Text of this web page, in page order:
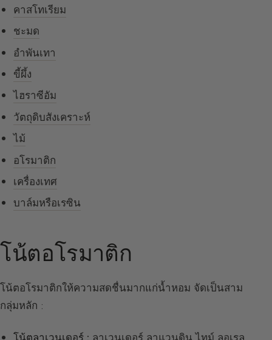
คาสโทเรียม
ชะมด
อำพันเทา
ขี้ผึ้ง
ไฮราซีอัม
วัตถุดิบสังเคราะห์
ไม้
อโรมาติก
เครื่องเทศ
บาล์มหรือเรซิน
โน้ตอโรมาติก
โน้ตอโรมาติกให้ความสดชื่นมากแก่น้ำหอม จัดเป็นสาม
กลุ่มหลัก :